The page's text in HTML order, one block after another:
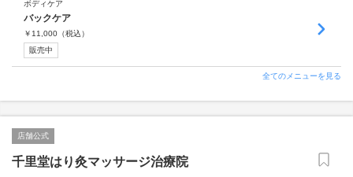
ボディケア
バックケア
￥ 11,000 （税込）
販売中
全てのメニューを見る
店舗公式
千里堂はり灸マッサージ治療院